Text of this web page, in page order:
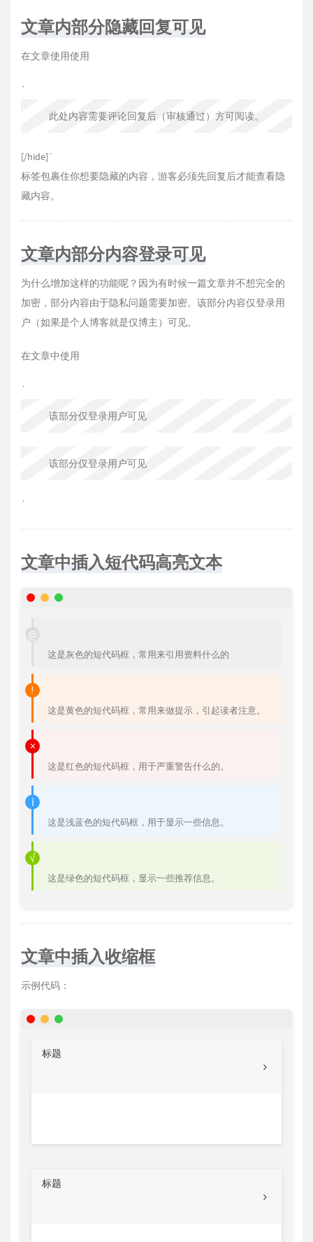
文章内部分隐藏回复可见
在文章使用使用
`
此处内容需要评论回复后（审核通过）方可阅读。
[/hide]`
标签包裹住你想要隐藏的内容，游客必须先回复后才能查看隐
藏内容。
文章内部分内容登录可见
为什么增加这样的功能呢？因为有时候一篇文章并不想完全的
加密，部分内容由于隐私问题需要加密。该部分内容仅登录用
户（如果是个人博客就是仅博主）可见。
在文章中使用
`
该部分仅登录用户可见
该部分仅登录用户可见
`
文章中插入短代码高亮文本
文章中插入收缩框
示例代码：
标题
标题